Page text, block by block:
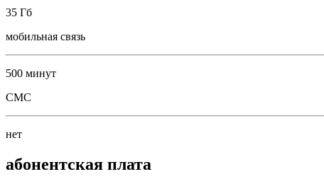
35 Гб
мобильная связь
500 минут
СМС
нет
абонентская плата